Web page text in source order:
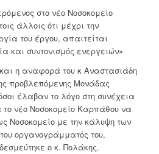
στο νέο Νοσοκομείο
άλλοις ότι μέχρι την
του έργου, απαιτείται
και συντονισμός ενεργειών»
η αναφορά του κ Αναστασιάδη
προβλεπόμενης Μονάδας
έλαβαν το λόγο στη συνέχεια
νέο Νοσοκομείο Καρπάθου να
Νοσοκομείο με την κάλυψη των
οργανογράμματός του,
ο κ. Πολάκης.